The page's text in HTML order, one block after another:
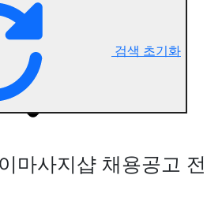
검색 초기화
마사지샵 채용공고 전